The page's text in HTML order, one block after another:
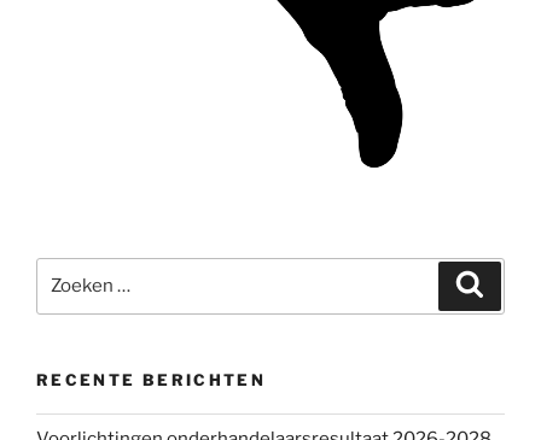
Zoeken
RECENTE BERICHTEN